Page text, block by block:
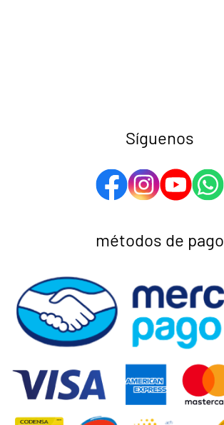
Síguenos
métodos de pago